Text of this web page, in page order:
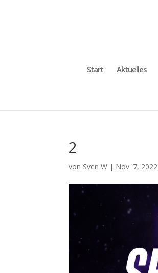
Start Aktuelles
2
von Sven W | Nov. 7, 2022